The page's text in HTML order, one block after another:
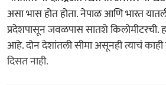
असा भास होत होता. नेपाळ आणि भारत यातली
प्रदेशपासून जवळपास सातशे किलोमीटरची.
आहे. दोन देशांतली सीमा असूनही त्याचं
दिसत नाही.